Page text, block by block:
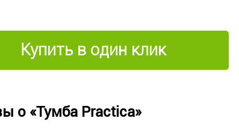
Купить в один клик
о «Тумба Practica»